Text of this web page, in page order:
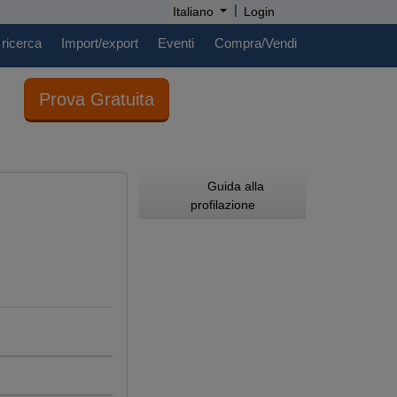
Italiano | Login
Import/export Eventi Compra/Vendi
Prova Gratuita
Guida alla
profilazione